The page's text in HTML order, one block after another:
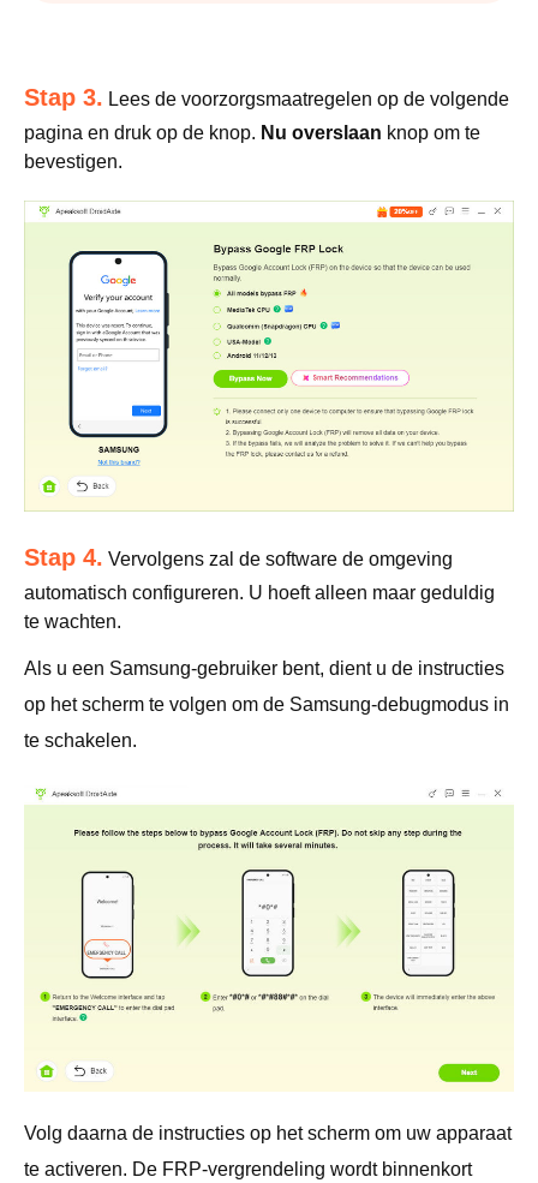
Stap 3. Lees de voorzorgsmaatregelen op de volgende
pagina en druk op de knop. Nu overslaan knop om te
bevestigen.
Stap 4. Vervolgens zal de software de omgeving
automatisch configureren. U hoeft alleen maar geduldig
te wachten.
Als u een Samsung-gebruiker bent, dient u de instructies
op het scherm te volgen om de Samsung-debugmodus in
te schakelen.
Volg daarna de instructies op het scherm om uw apparaat
te activeren. De FRP-vergrendeling wordt binnenkort